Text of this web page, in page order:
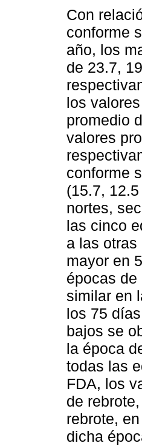
Con
conforme
año, los
de 23.7,
los
promedio
valores
conforme
(15.7,
nortes,
las cinco
a las otras
mayor en
épocas
similar en
los 75
bajos se
la época
todas las
FDA, los
de
rebrote,
dicha